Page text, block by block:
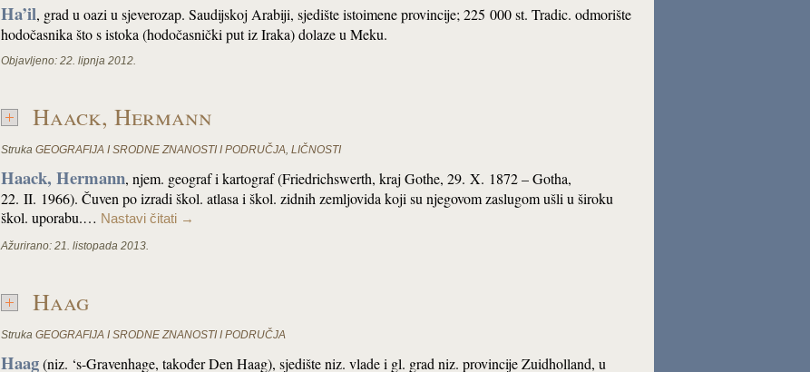
Ha’il, grad u oazi u sjeverozap. Saudijskoj Arabiji, sjedište istoimene provincije; 225 000 st. Tradic. odmorište
hodočasnika što s istoka (hodočasnički put iz Iraka) dolaze u Meku.
Objavljeno: 22. lipnja 2012.
Haack, Hermann
Struka GEOGRAFIJA I SRODNE ZNANOSTI I PODRUČJA, LIČNOSTI
Haack, Hermann, njem. geograf i kartograf (Friedrichswerth, kraj Gothe, 29. X. 1872 – Gotha,
22. II. 1966). Čuven po izradi škol. atlasa i škol. zidnih zemljovida koji su njegovom zaslugom ušli u široku
škol. uporabu.… Nastavi čitati →
Ažurirano: 21. listopada 2013.
Haag
Struka GEOGRAFIJA I SRODNE ZNANOSTI I PODRUČJA
Haag(niz. ‘s-Gravenhage, također Den Haag), sjedište niz. vlade i gl. grad niz. provincije Zuidholland, u